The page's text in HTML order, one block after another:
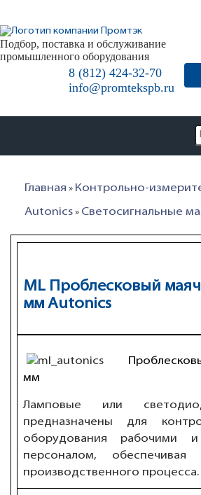
Подбор, поставка и обслуживание
промышленного оборудования
8 (812) 424-32-70
info@promtekspb.ru
Главная » Контрольно-
Autonics » Светосигнальные
ML Проблесковый
мм Autonics
мм
Ламповые или
предназначены для
оборудования рабочими
персоналом, обеспечивая
производственного процесса.